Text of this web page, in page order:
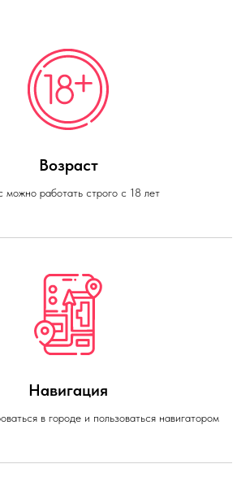
Возраст
можно работать строго с 18 лет
Навигация
в городе и пользоваться навигатором